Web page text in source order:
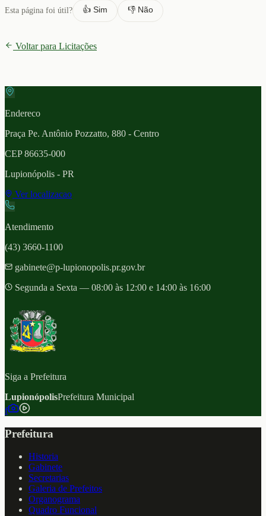
Esta página foi útil? 👍 Sim 👎 Não
Voltar para Licitações
Endereco
Praça Pe. Antônio Pozzatto, 880 - Centro
CEP86635-000
Lupionópolis - PR
Ver localizacao
Atendimento
(43) 3660-1100
gabinete@p-lupionopolis.pr.gov.br
Segunda a Sexta — 08:00 às 12:00 e 14:00 às 16:00
Siga a Prefeitura
LupionópolisPrefeitura Municipal
f
Prefeitura
Historia
Gabinete
Secretarias
Galeria de Prefeitos
Organograma
Quadro Funcional